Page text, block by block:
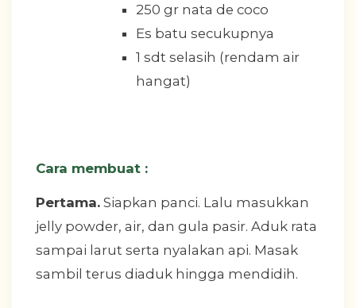
250 gr nata de coco
Es batu secukupnya
1 sdt selasih (rendam air
hangat)
Cara membuat :
Pertama. Siapkan panci. Lalu masukkan
jelly powder, air, dan gula pasir. Aduk rata
sampai larut serta nyalakan api. Masak
sambil terus diaduk hingga mendidih.